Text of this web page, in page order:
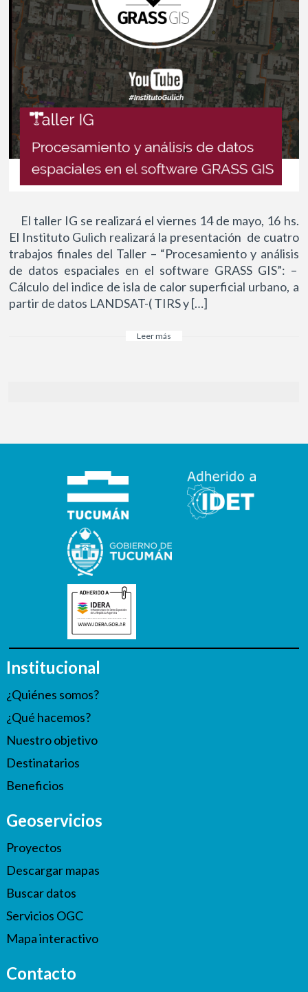
El taller IG se realizará el viernes 14 de mayo, 16 hs.
El Instituto Gulich realizará la presentación de cuatro
trabajos finales del Taller – “Procesamiento y análisis
de datos espaciales en el software GRASS GIS”: –
Cálculo del indice de isla de calor superficial urbano, a
partir de datos LANDSAT-( TIRS y […]
Leer más
Institucional
¿Quiénes somos?
¿Qué hacemos?
Nuestro objetivo
Destinatarios
Beneficios
Geoservicios
Proyectos
Descargar mapas
Buscar datos
Servicios OGC
Mapa interactivo
Contacto